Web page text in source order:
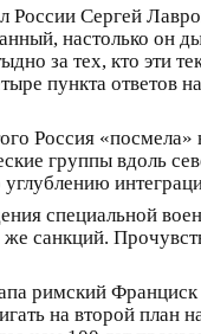
России Сергей
настолько он
за тех, кто эти
пункта
Россия
группы вдоль
специальной
санкций.
римский
на второй план